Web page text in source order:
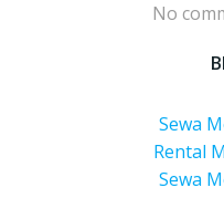
No
Sewa
Rental
Sewa